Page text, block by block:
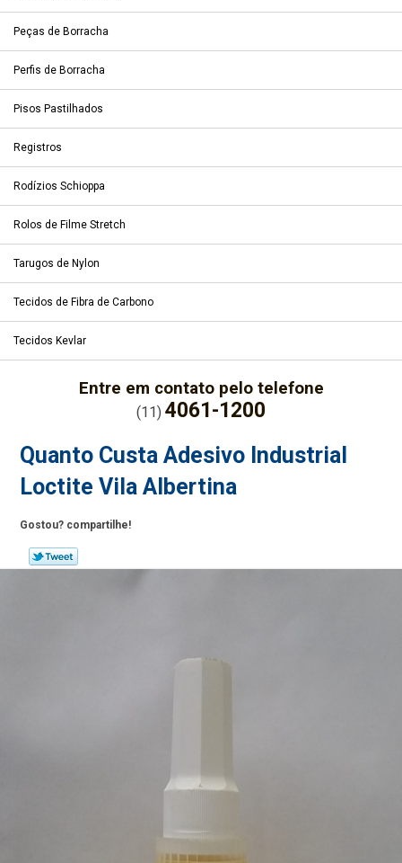
Peças de Borracha
Perfis de Borracha
Pisos Pastilhados
Registros
Rodízios Schioppa
Rolos de Filme Stretch
Tarugos de Nylon
Tecidos de Fibra de Carbono
Tecidos Kevlar
Entre em contato pelo telefone
(11) 4061-1200
Quanto Custa Adesivo Industrial
Loctite Vila Albertina
Gostou? compartilhe!